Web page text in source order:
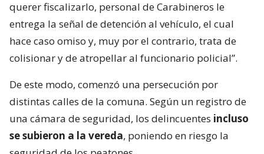
querer fiscalizarlo, personal de Carabineros le
entrega la señal de detención al vehículo, el cual
hace caso omiso y, muy por el contrario, trata de
colisionar y de atropellar al funcionario policial”.
De este modo, comenzó una persecución por
distintas calles de la comuna. Según un registro de
una cámara de seguridad, los delincuentes incluso
se subieron a la vereda, poniendo en riesgo la